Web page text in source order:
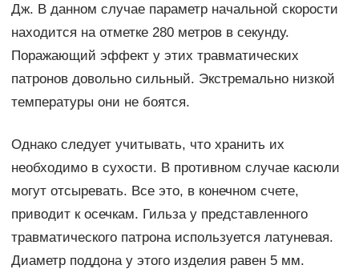
Дж. В данном случае параметр начальной скорости
находится на отметке 280 метров в секунду.
Поражающий эффект у этих травматических
патронов довольно сильный. Экстремально низкой
температуры они не боятся.
Однако следует учитывать, что хранить их
необходимо в сухости. В противном случае касюли
могут отсыревать. Все это, в конечном счете,
приводит к осечкам. Гильза у представленного
травматического патрона используется латуневая.
Диаметр поддона у этого изделия равен 5 мм.